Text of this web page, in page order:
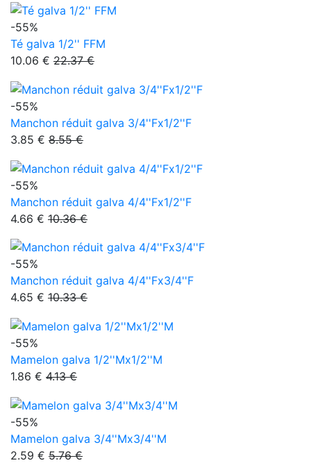
-55%
Té galva 1/2'' FFM
10.06 € 22.37 €
-55%
Manchon réduit galva 3/4''Fx1/2''F
3.85 € 8.55 €
-55%
Manchon réduit galva 4/4''Fx1/2''F
4.66 € 10.36 €
-55%
Manchon réduit galva 4/4''Fx3/4''F
4.65 € 10.33 €
-55%
Mamelon galva 1/2''Mx1/2''M
1.86 € 4.13 €
-55%
Mamelon galva 3/4''Mx3/4''M
2.59 € 5.76 €